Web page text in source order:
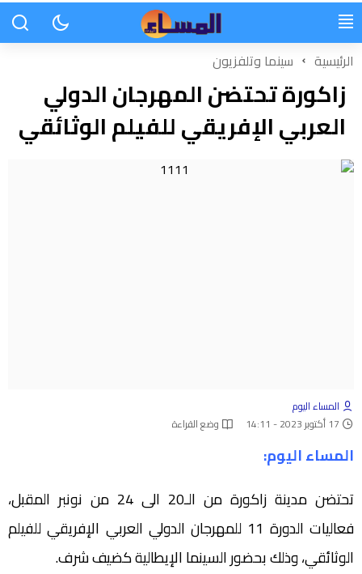
الرئيسية سينما وتلفزيون
زاكورة تحتضن المهرجان الدولي
العربي الإفريقي للفيلم الوثائقي
المساء اليوم
17 أكتوبر 2023 - 14:11
وضع القراءة
المساء اليوم:
تحتضن مدينة زاكورة من الـ20 الى 24 من نونبر المقبل،
فعاليات الدورة 11 للمهرجان الدولي العربي الإفريقي للفيلم
الوثائقي، وذلك بحضور السينما الإيطالية كضيف شرف.